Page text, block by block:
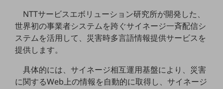
タフネススマートフォン
データ通信製品
ドコモケータイ
5G対応ホームルーター
通信モジュール製品
NTTサービスエボリューション研究所が開発した、
世界初の事業者システムを跨ぐサイネージ一斉配信シ
ステムを活用して、災害時多言語情報提供サービスを
提供します。
具体的には、サイネージ相互運用基盤により、災害
に関するWeb上の情報を自動的に取得し、サイネージ